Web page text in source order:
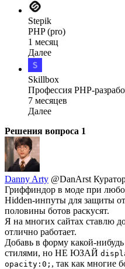
Stepik
PHP (pro)
1 месяц
Далее
Skillbox
Профессия PHP-
7 месяцев
Далее
Решения вопроса 1
Danny Arty @DanArst
Гриффиндор в моде при
Hidden-инпуты для защиты
половины ботов раскусят.
Я на многих сайтах ставлю
отлично работает.
Добавь в форму какой-
стилями, но НЕ ЮЗАЙ
opacity:0; , так как многие